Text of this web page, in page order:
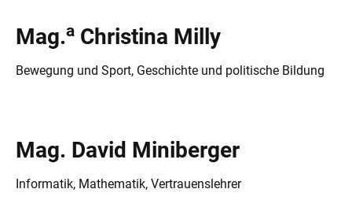
Mag.a Christina Milly
Bewegung und Sport, Geschichte und politische Bildung
Mag. David Miniberger
Informatik, Mathematik, Vertrauenslehrer